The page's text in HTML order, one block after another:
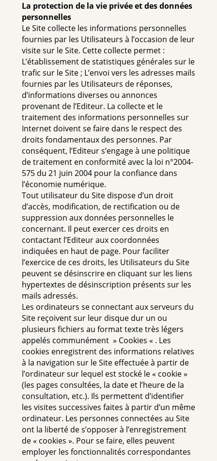
La protection de la vie privée et des données
personnelles
Le Site collecte les informations personnelles
fournies par les Utilisateurs à l’occasion de leur
visite sur le Site. Cette collecte permet :
L’établissement de statistiques générales sur le
trafic sur le Site ; L’envoi vers les adresses mails
fournies par les Utilisateurs de réponses,
d’informations diverses ou annonces
provenant de l’Editeur. La collecte et le
traitement des informations personnelles sur
Internet doivent se faire dans le respect des
droits fondamentaux des personnes. Par
conséquent, l’Editeur s’engage à une politique
de traitement en conformité avec la loi n°2004-
575 du 21 juin 2004 pour la confiance dans
l’économie numérique.
Tout utilisateur du Site dispose d’un droit
d’accès, modification, de rectification ou de
suppression aux données personnelles le
concernant. Il peut exercer ces droits en
contactant l’Editeur aux coordonnées
indiquées en haut de page. Pour faciliter
l’exercice de ces droits, les Utilisateurs du Site
peuvent se désinscrire en cliquant sur les liens
hypertextes de désinscription présents sur les
mails adressés.
Les ordinateurs se connectant aux serveurs du
Site reçoivent sur leur disque dur un ou
plusieurs fichiers au format texte très légers
appelés communément » Cookies « . Les
cookies enregistrent des informations relatives
à la navigation sur le Site effectuée à partir de
l’ordinateur sur lequel est stocké le « cookie »
(les pages consultées, la date et l’heure de la
consultation, etc.). Ils permettent d’identifier
les visites successives faites à partir d’un même
ordinateur. Les personnes connectées au Site
ont la liberté de s’opposer à l’enregistrement
de « cookies ». Pour se faire, elles peuvent
employer les fonctionnalités correspondantes